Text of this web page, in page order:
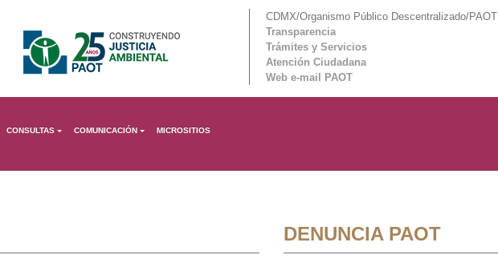
CDMX/Organismo Público Descentralizado/PAOT
Transparencia
Trámites y Servicios
Atención Ciudadana
Web e-mail PAOT
CONSULTAS COMUNICACIÓN MICROSITIOS
DENUNCIA PAOT